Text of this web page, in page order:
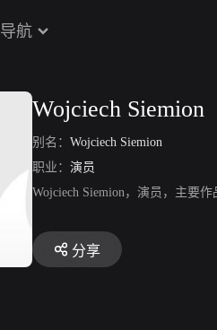
导航
Wojciech Siemion
别名： Wojciech Siemion
职业： 演员
Wojciech Siemion，演员，主要
分享